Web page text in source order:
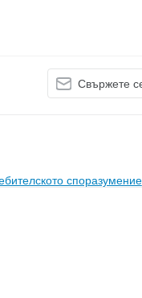
Свържете
споразумение.